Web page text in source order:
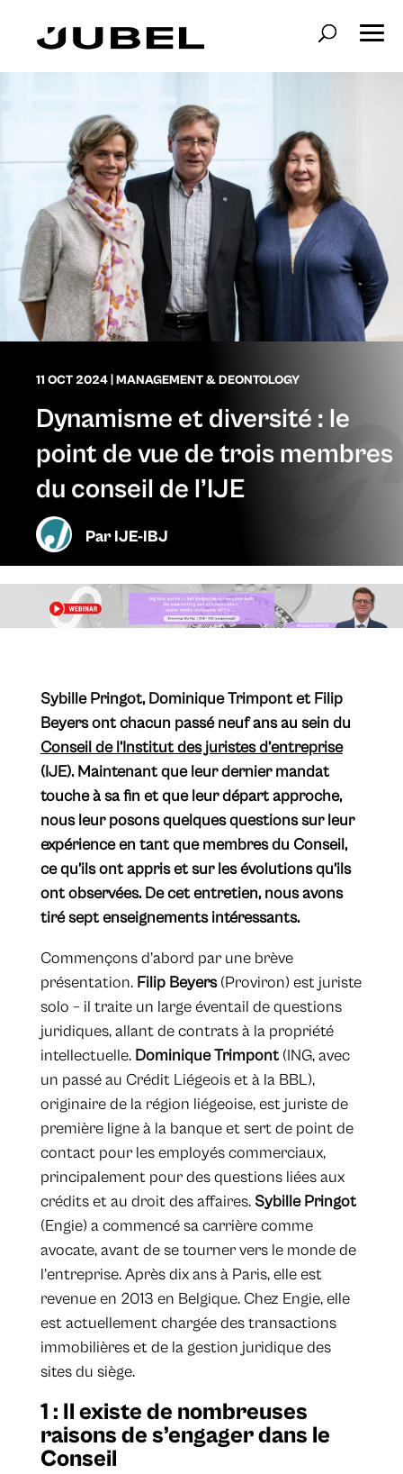
11 OCT 2024|MANAGEMENT & DEONTOLOGY
Dynamisme et diversité : le
point de vue de trois membres
du conseil de l’IJE
ParIJE-IBJ
Sybille Pringot, Dominique Trimpont et Filip
Beyers ont chacun passé neuf ans au sein du
Conseil de l’Institut des juristes d’entreprise
(IJE). Maintenant que leur dernier mandat
touche à sa fin et que leur départ approche,
nous leur posons quelques questions sur leur
expérience en tant que membres du Conseil,
ce qu’ils ont appris et sur les évolutions qu’ils
ont observées. De cet entretien, nous avons
tiré sept enseignements intéressants.
Commençons d’abord par une brève
présentation. Filip Beyers(Proviron) est juriste
solo – il traite un large éventail de questions
juridiques, allant de contrats à la propriété
intellectuelle. Dominique Trimpont(ING, avec
un passé au Crédit Liégeois et à la BBL),
originaire de la région liégeoise, est juriste de
première ligne à la banque et sert de point de
contact pour les employés commerciaux,
principalement pour des questions liées aux
crédits et au droit des affaires. Sybille Pringot
(Engie) a commencé sa carrière comme
avocate, avant de se tourner vers le monde de
l’entreprise. Après dix ans à Paris, elle est
revenue en 2013 en Belgique. Chez Engie, elle
est actuellement chargée des transactions
immobilières et de la gestion juridique des
sites du siège.
1 : Il existe de nombreuses
raisons de s’engager dans le
Conseil